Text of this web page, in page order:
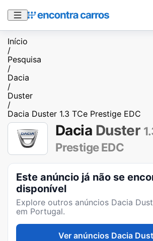
Início
/
Pesquisa
/
Dacia
/
Duster
/
Dacia Duster 1.3 TCe Prestige EDC
Dacia Duster
Prestige EDC
Este anúncio já não se
disponível
Explore outros anúncios Dacia
em Portugal.
Ver anúncios Dacia